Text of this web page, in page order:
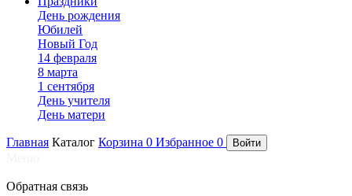
День рождения
Юбилей
Новый Год
14 февраля
8 марта
1 сентября
День учителя
День матери
Главная Каталог Корзина 0 Избранное 0 Войти
Обратная связь